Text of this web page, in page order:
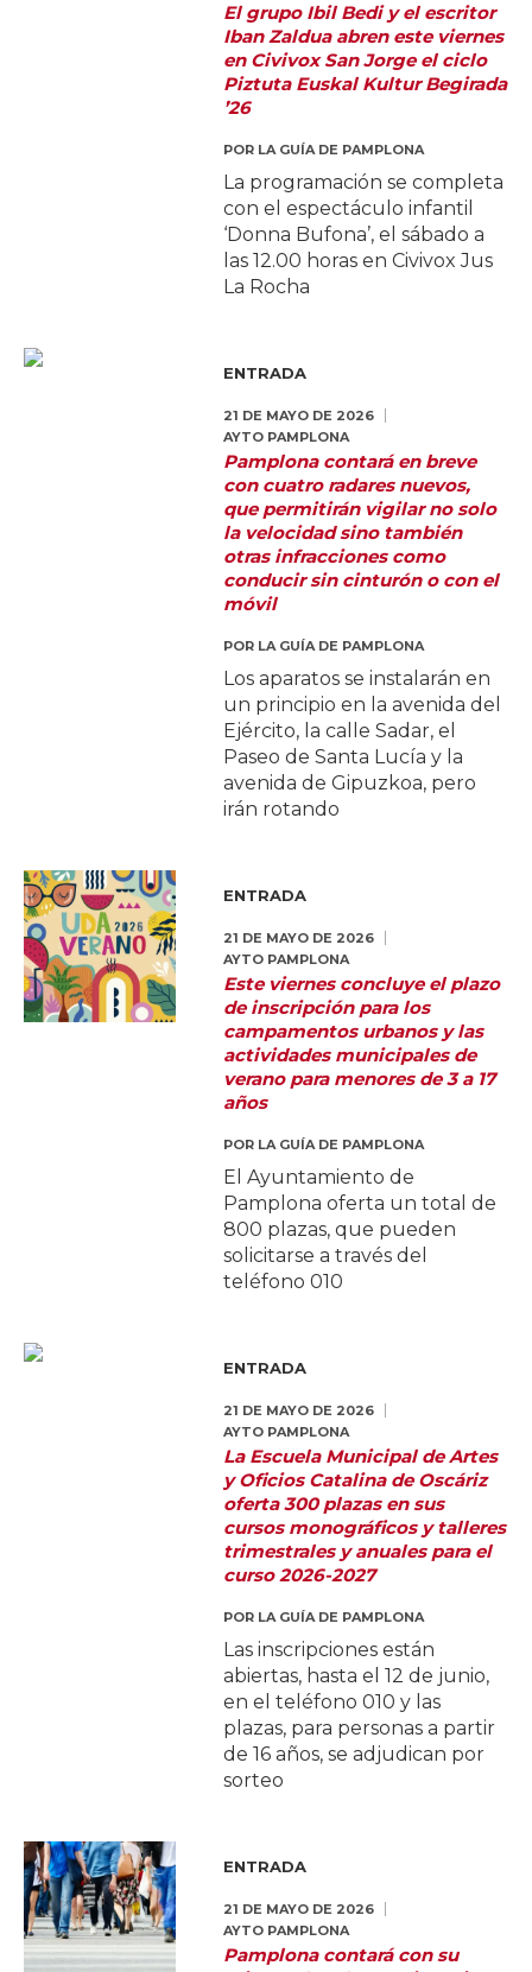
El grupo Ibil Bedi y el escritor
Iban Zaldua abren este viernes
en Civivox San Jorge el ciclo
Piztuta Euskal Kultur Begirada
’26
POR LA GUÍA DE PAMPLONA
La programación se completa
con el espectáculo infantil
‘Donna Bufona’, el sábado a
las 12.00 horas en Civivox Jus
La Rocha
ENTRADA
21 DE MAYO DE 2026
AYTO PAMPLONA
Pamplona contará en breve
con cuatro radares nuevos,
que permitirán vigilar no solo
la velocidad sino también
otras infracciones como
conducir sin cinturón o con el
móvil
POR LA GUÍA DE PAMPLONA
Los aparatos se instalarán en
un principio en la avenida del
Ejército, la calle Sadar, el
Paseo de Santa Lucía y la
avenida de Gipuzkoa, pero
irán rotando
ENTRADA
21 DE MAYO DE 2026
AYTO PAMPLONA
Este viernes concluye el plazo
de inscripción para los
campamentos urbanos y las
actividades municipales de
verano para menores de 3 a 17
años
POR LA GUÍA DE PAMPLONA
El Ayuntamiento de
Pamplona oferta un total de
800 plazas, que pueden
solicitarse a través del
teléfono 010
ENTRADA
21 DE MAYO DE 2026
AYTO PAMPLONA
La Escuela Municipal de Artes
y Oficios Catalina de Oscáriz
oferta 300 plazas en sus
cursos monográficos y talleres
trimestrales y anuales para el
curso 2026-2027
POR LA GUÍA DE PAMPLONA
Las inscripciones están
abiertas, hasta el 12 de junio,
en el teléfono 010 y las
plazas, para personas a partir
de 16 años, se adjudican por
sorteo
ENTRADA
21 DE MAYO DE 2026
AYTO PAMPLONA
Pamplona contará con su